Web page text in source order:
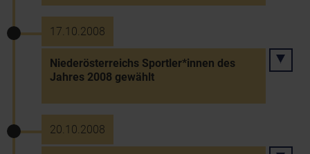
17.10.2008
Niederösterreichs Sportler*innen des
Jahres 2008 gewählt
20.10.2008